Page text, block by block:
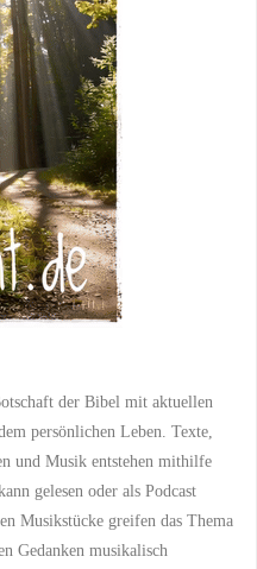
der Bibel mit aktuellen
persönlichen Leben. Texte,
und Musik entstehen mithilfe
gelesen oder als Podcast
Musikstücke greifen das Thema
Gedanken musikalisch